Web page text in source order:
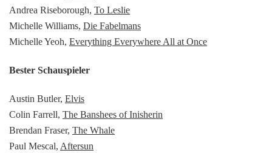
Andrea Riseborough, To Leslie
Michelle Williams, Die Fabelmans
Michelle Yeoh, Everything Everywhere All at Once
Bester Schauspieler
Austin Butler, Elvis
Colin Farrell, The Banshees of Inisherin
Brendan Fraser, The Whale
Paul Mescal, Aftersun